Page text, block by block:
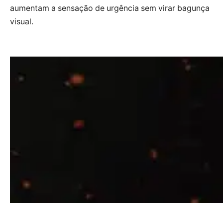
aumentam a sensação de urgência sem virar bagunça
visual.